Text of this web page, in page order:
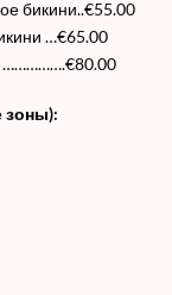
бикини..€55.00
…€65.00
…………….€80.00
зоны):